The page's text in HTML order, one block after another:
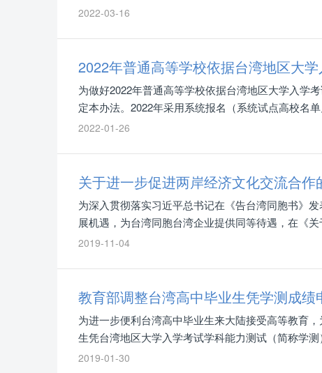
2022-03-16
2022年普通高等学校依据台湾地区大
为做好2022年普通高等学校依据台湾地区大学入学
定本办法。2022年采用系统报名（系统试点高校名
招录工作，其他高校可参照本办法自行组织报名录取
2022-01-26
关于进一步促进两岸经济文化交流合作
为深入贯彻落实习近平总书记在《告台湾同胞书》
展机遇，为台湾同胞台湾企业提供同等待遇，在《
家发展改革委商中央组织部、外交部、教育部、科
2019-11-04
教育部调整台湾高中毕业生凭学测成绩
为进一步便利台湾高中毕业生来大陆接受高等教育
生凭台湾地区大学入学考试学科能力测试（简称学测
2019-01-30